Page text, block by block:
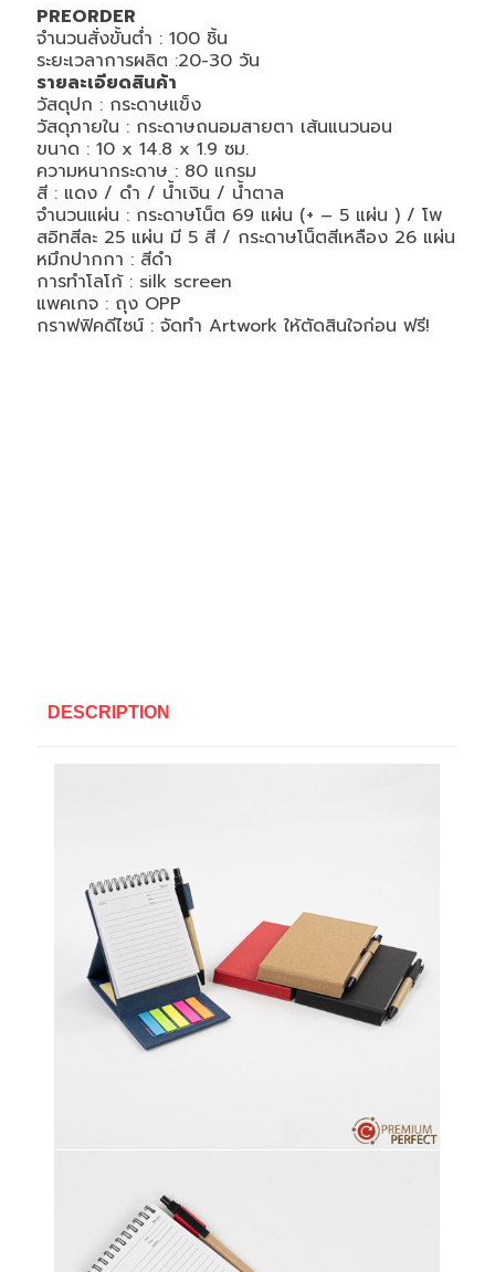
PREORDER
จำนวนสั่งขั้นต่ำ : 100 ชิ้น
ระยะเวลาการผลิต :20-30 วัน
รายละเอียดสินค้า
วัสดุปก : กระดาษแข็ง
วัสดุภายใน : กระดาษถนอมสายตา เส้นแนวนอน
ขนาด : 10 x 14.8 x 1.9 ซม.
ความหนากระดาษ : 80 แกรม
สี : แดง / ดำ / น้ำเงิน / น้ำตาล
จำนวนแผ่น : กระดาษโน็ต 69 แผ่น (+ – 5 แผ่น ) / โพ
สอิทสีละ 25 แผ่น มี 5 สี / กระดาษโน็ตสีเหลือง 26 แผ่น
หมึกปากกา : สีดำ
การทำโลโก้ : silk screen
แพคเกจ : ถุง OPP
กราฟฟิคดีไซน์ : จัดทำ Artwork ให้ตัดสินใจก่อน ฟรี!
DESCRIPTION